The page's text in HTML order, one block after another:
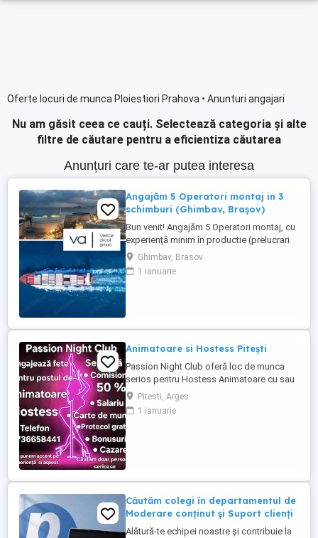
Oferte locuri de munca Ploiestiori Prahova • Anunturi angajari
Nu am găsit ceea ce cauți. Selectează categoria și alte
filtre de căutare pentru a eficientiza căutarea
Anunțuri care te-ar putea interesa
Angajăm 5 Operatori montaj in 3
schimburi (Ghimbav, Brașov)
Bun venit! Angajăm 5 Operatori montaj, cu
experiență minim în productie (prelucrari
prin aschiere). Căutăm persoane serioase,
dornice să învețe și să muncească, se va
oferi instruire la locul de muncă. Program:
Ghimbav, Brasov
1 ianuarie
Animatoare si Hostess Pitești
Passion Night Club oferă loc de munca
serios pentru Hostess Animatoare cu sau
fără experiență. Nu punem accent pe
aspecul fizic !! Dacă ai peste 18 ani, ești o
fire deschisă, sociabilă și fără inhibiții te
Pitesti, Arges
1 ianuarie
Căutăm colegi în departamentul de
Moderare conținut și Suport clienți
Alătură-te echipei noastre și contribuie la